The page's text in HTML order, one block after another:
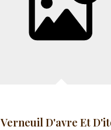
Verneuil D'avre Et